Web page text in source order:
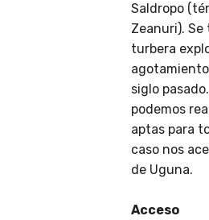
Saldropo
Zeanuri).
turbera
siglo
podemos
aptas para
caso nos
de Uguna.
Acceso